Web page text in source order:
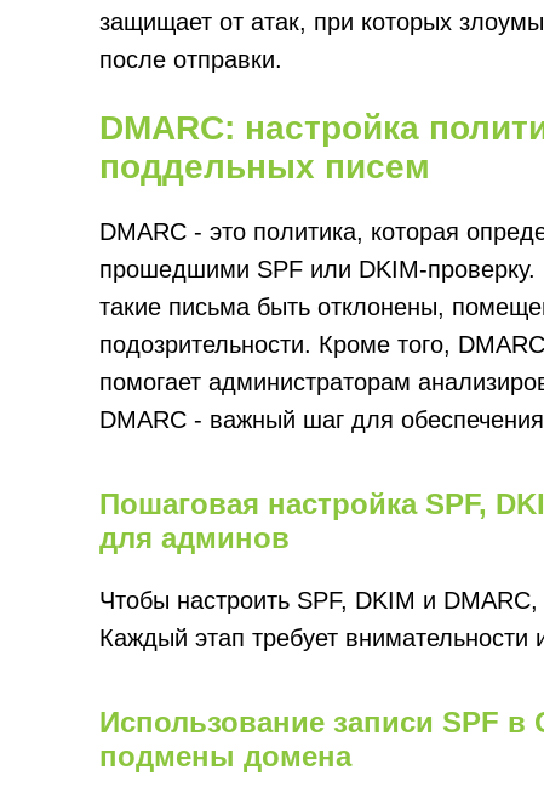
защищает от атак, при которых
после отправки.
DMARC: настройка
поддельных писем
DMARC - это политика, которая
прошедшими SPF или DKIM-проверку.
такие письма быть отклонены,
подозрительности. Кроме того,
помогает администраторам
DMARC - важный шаг для
Пошаговая настройка SPF,
для админов
Чтобы настроить SPF, DKIM и
Каждый этап требует внимательности
Использование записи SPF
подмены домена